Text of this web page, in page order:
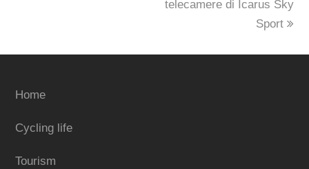
telecamere di Icarus Sky
Sport
Home
Cycling life
Tourism